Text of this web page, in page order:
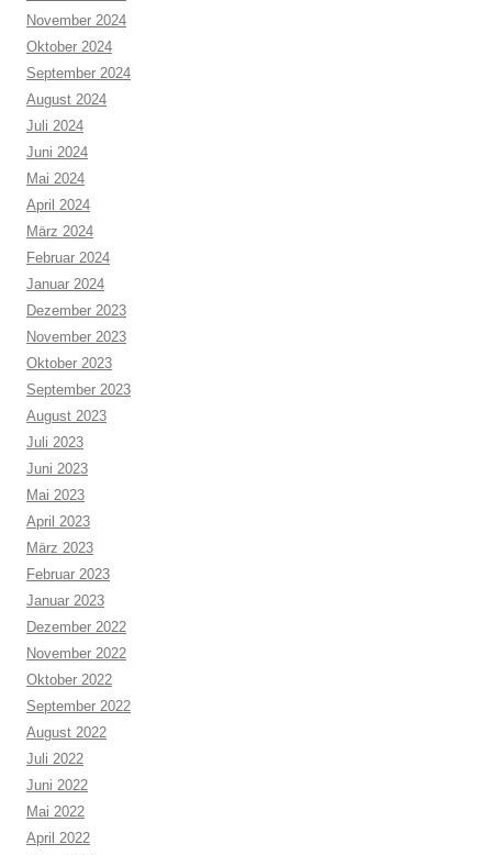
November 2024
Oktober 2024
September 2024
August 2024
Juli 2024
Juni 2024
Mai 2024
April 2024
März 2024
Februar 2024
Januar 2024
Dezember 2023
November 2023
Oktober 2023
September 2023
August 2023
Juli 2023
Juni 2023
Mai 2023
April 2023
März 2023
Februar 2023
Januar 2023
Dezember 2022
November 2022
Oktober 2022
September 2022
August 2022
Juli 2022
Juni 2022
Mai 2022
April 2022